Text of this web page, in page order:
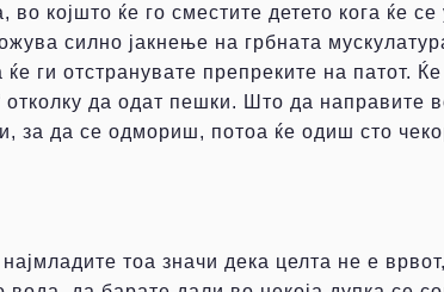
којшто ќе го сместите детето кога ќе
силно јакнење на грбната
ги отстранувате препреките на патот.
да одат пешки. Што да направите
за да се одмориш, потоа ќе одиш сто
тоа значи дека целта не е